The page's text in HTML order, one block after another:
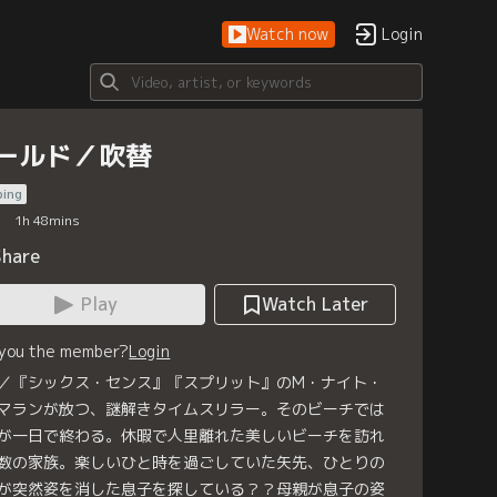
Watch now Login
ルド／吹替
1h 48mins
Play
Watch Later
the member?Login
『シックス・センス』『スプリット』のM・ナイト・
ランが放つ、謎解きタイムスリラー。そのビーチでは
一日で終わる。休暇で人里離れた美しいビーチを訪れ
の家族。楽しいひと時を過ごしていた矢先、ひとりの
突然姿を消した息子を探している？？母親が息子の姿